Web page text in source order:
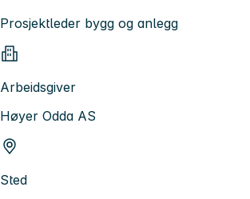
Prosjektleder bygg og anlegg
Arbeidsgiver
Høyer Odda AS
Sted